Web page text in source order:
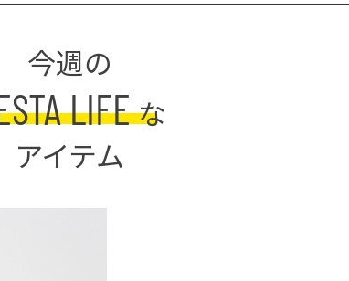
今週の
LIFEな
アイテム